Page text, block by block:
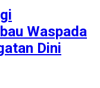
Waspada
Dini